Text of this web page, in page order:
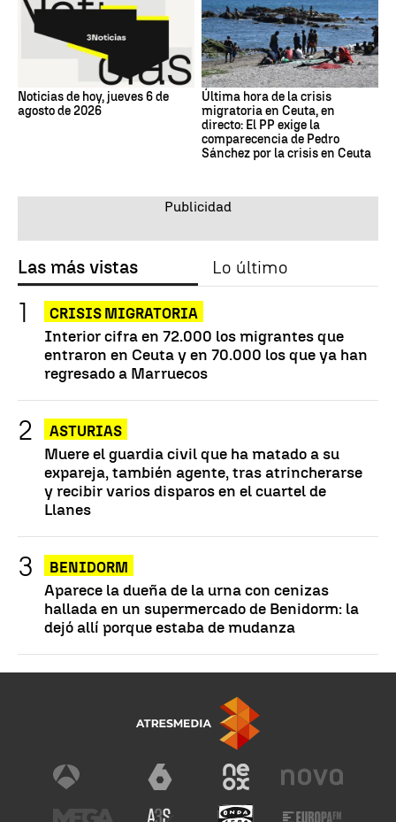
Noticias de hoy, jueves 6 de
agosto de 2026
Última hora de la crisis
migratoria en Ceuta, en
directo: El PP exige la
comparecencia de Pedro
Sánchez por la crisis en Ceuta
Las más vistas Lo último
CRISIS MIGRATORIA
Interior cifra en 72.000 los migrantes que
entraron en Ceuta y en 70.000 los que ya han
regresado a Marruecos
ASTURIAS
Muere el guardia civil que ha matado a su
expareja, también agente, tras atrincherarse
y recibir varios disparos en el cuartel de
Llanes
BENIDORM
Aparece la dueña de la urna con cenizas
hallada en un supermercado de Benidorm: la
dejó allí porque estaba de mudanza